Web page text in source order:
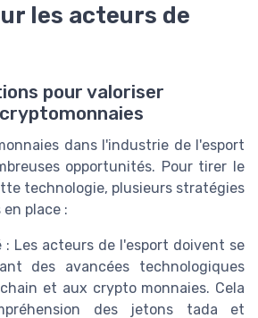
les acteurs de
pour valoriser
dans l'industrie de l'esport
opportunités. Pour tirer le
technologie, plusieurs stratégies
place :
: Les acteurs de l'esport doivent se
des avancées technologiques
et aux crypto monnaies. Cela
des jetons tada et